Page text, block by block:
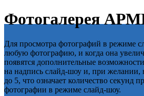
Фотогалерея
Для просмотра фотографий в режиме
любую фотографию, и когда она
появятся дополнительные
на надпись слайд-шоу и, при желании,
до 5, что означает количество секунд
фотографии в режиме слайд-шоу.